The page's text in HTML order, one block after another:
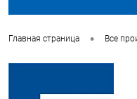
Главная страница • Все